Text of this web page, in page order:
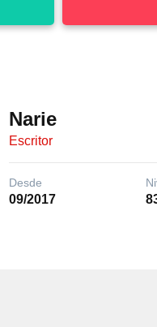
Narie
Escritor
Desde
09/2017